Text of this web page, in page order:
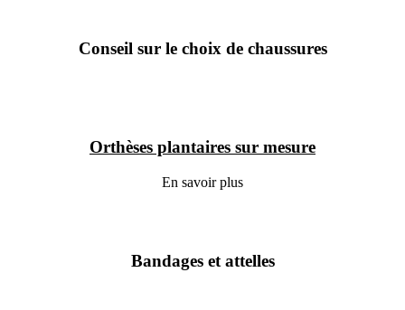
Conseil sur le choix de chaussures
Orthèses plantaires sur mesure
En savoir plus
Bandages et attelles